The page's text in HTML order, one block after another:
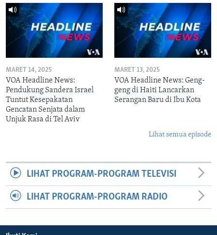
MARET 14, 2025
VOA Headline News:
Pendukung Sandera Israel
Tuntut Kesepakatan
Gencatan Senjata dalam
Unjuk Rasa di Tel Aviv
MARET 13, 2025
VOA Headline News: Geng-
geng di Haiti Lancarkan
Serangan Baru di Ibu Kota
Lihat semua episode
LIHAT PROGRAM-PROGRAM TELEVISI
LIHAT PROGRAM-PROGRAM RADIO